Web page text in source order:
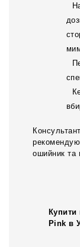
ошийник та
Купити
Pink в